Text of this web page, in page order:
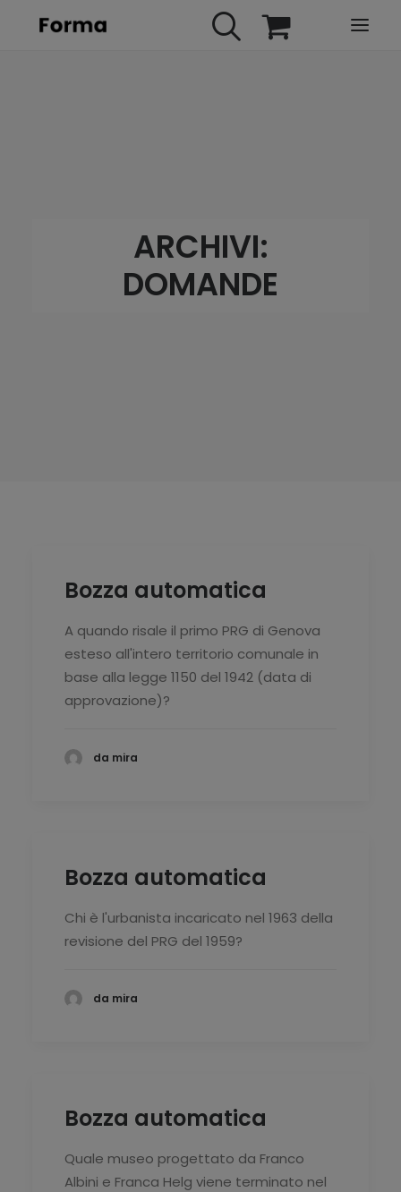
ARCHIVI:
DOMANDE
Bozza automatica
A quando risale il primo PRG di Genova
esteso all'intero territorio comunale in
base alla legge 1150 del 1942 (data di
approvazione)?
da mira
Bozza automatica
Chi è l'urbanista incaricato nel 1963 della
revisione del PRG del 1959?
da mira
Bozza automatica
Quale museo progettato da Franco
Albini e Franca Helg viene terminato nel